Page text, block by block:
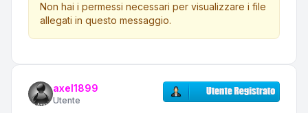
Non hai i permessi necessari per visualizzare i file
allegati in questo messaggio.
axel1899
Utente